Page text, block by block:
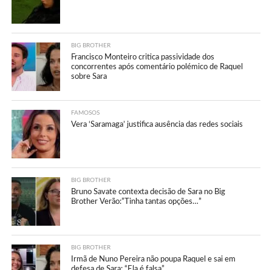
BIG BROTHER
Francisco Monteiro critica passividade dos
concorrentes após comentário polémico de Raquel
sobre Sara
FAMOSOS
Vera ‘Saramaga’ justifica ausência das redes sociais
BIG BROTHER
Bruno Savate contexta decisão de Sara no Big
Brother Verão:”Tinha tantas opções…”
BIG BROTHER
Irmã de Nuno Pereira não poupa Raquel e sai em